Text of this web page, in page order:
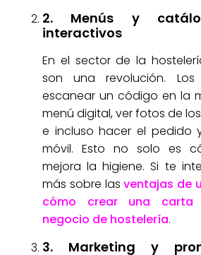
2. Menús y
interactivos
En el sector de la
son una revolución. Los
escanear un código en la
menú digital, ver fotos de
e incluso hacer el pedido
móvil. Esto no solo es
mejora la higiene. Si te
más sobre lasventajas de
cómo crear una
negocio de hostelería.
3. Marketing y